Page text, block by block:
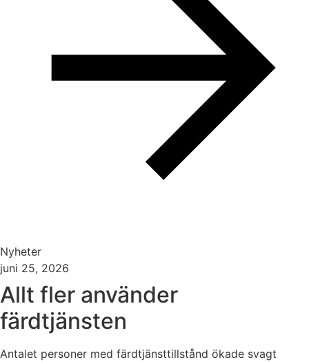
Nyheter
juni 25, 2026
Allt fler använder
färdtjänsten
Antalet personer med färdtjänsttillstånd ökade svagt